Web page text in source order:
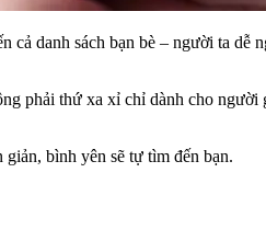
danh sách bạn bè – người ta
phải thứ xa xỉ chỉ dành cho
bình yên sẽ tự tìm đến bạn.